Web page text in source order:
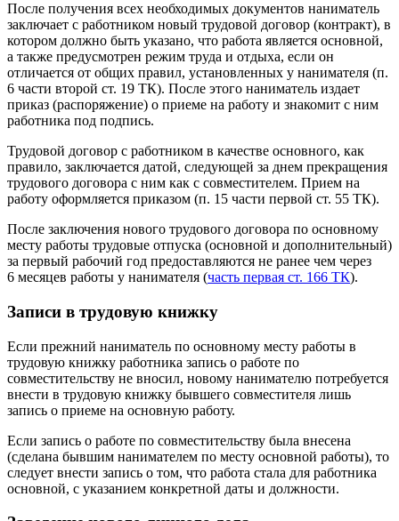
После получения всех необходимых документов наниматель
заключает с работником новый трудовой договор (контракт), в
котором должно быть указано, что работа является основной,
а также предусмотрен режим труда и отдыха, если он
отличается от общих правил, установленных у нанимателя (п.
6 части второй ст. 19 ТК). После этого наниматель издает
приказ (распоряжение) о приеме на работу и знакомит с ним
работника под подпись.
Трудовой договор с работником в качестве основного, как
правило, заключается датой, следующей за днем прекращения
трудового договора с ним как с совместителем. Прием на
работу оформляется приказом (п. 15 части первой ст. 55 ТК).
После заключения нового трудового договора по основному
месту работы трудовые отпуска (основной и дополнительный)
за первый рабочий год предоставляются не ранее чем через
6 месяцев работы у нанимателя (часть первая ст. 166 ТК).
Записи в трудовую книжку
Если прежний наниматель по основному месту работы в
трудовую книжку работника запись о работе по
совместительству не вносил, новому нанимателю потребуется
внести в трудовую книжку бывшего совместителя лишь
запись о приеме на основную работу.
Если запись о работе по совместительству была внесена
(сделана бывшим нанимателем по месту основной работы), то
следует внести запись о том, что работа стала для работника
основной, с указанием конкретной даты и должности.